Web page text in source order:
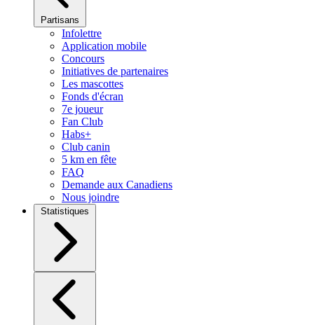
Partisans
Infolettre
Application mobile
Concours
Initiatives de partenaires
Les mascottes
Fonds d'écran
7e joueur
Fan Club
Habs+
Club canin
5 km en fête
FAQ
Demande aux Canadiens
Nous joindre
Statistiques